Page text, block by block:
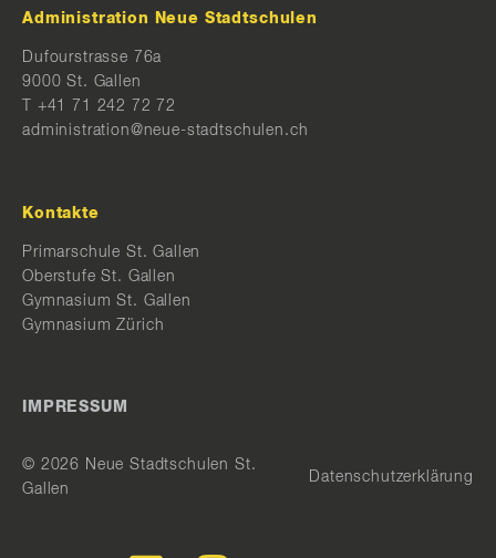
Administration Neue Stadtschulen
Dufourstrasse 76a
9000 St. Gallen
+41 71 242 72 72
administration@neue-stadtschulen.ch
Kontakte
Primarschule St. Gallen
Oberstufe St. Gallen
Gymnasium St. Gallen
Gymnasium Zürich
IMPRESSUM
© 2026 Neue Stadtschulen St.
Gallen
Datenschutzerklärung